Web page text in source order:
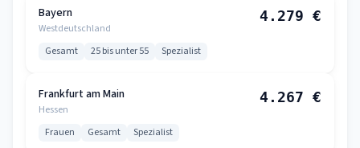
Bayern
Westdeutschland
4.279 €
Gesamt 25 bis unter 55 Spezialist
Frankfurt am Main
Hessen
4.267 €
Frauen Gesamt Spezialist